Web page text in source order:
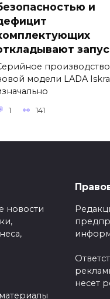
и
производство
модели LADA
1 141
новости
несет